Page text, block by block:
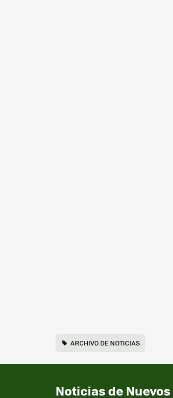
ARCHIVO DE NOTICIAS
Noticias de